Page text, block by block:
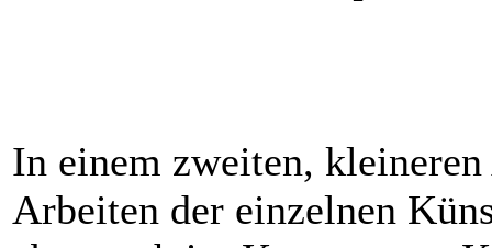
In einem zweiten,
Arbeiten der einzelnen